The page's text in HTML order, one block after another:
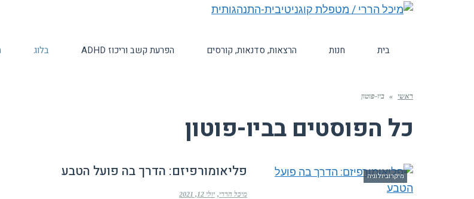
בית חנות הרצאות, סדנאות, קורסים הפרעת קשב וריכוז ADHD בלוג
ראשי » ביו-פוטון
כל הפוסטים בביו-פוטון
מיקרוביולוגיה פליאומורפיזם: הדרך בה פועל הטבע
מיכל הררי יולי 12, 2021